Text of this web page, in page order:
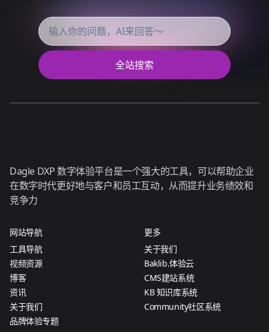
全站搜索
Dagle DXP 数字体验平台是一个强大的工具，可以帮助企业
在数字时代更好地与客户和员工互动，从而提升业务绩效和
竞争力
网站导航
工具导航
视频资源
博客
资讯
关于我们
品牌体验专题
更多
关于我们
Baklib.体验云
CMS建站系统
KB 知识库系统
Community社区系统